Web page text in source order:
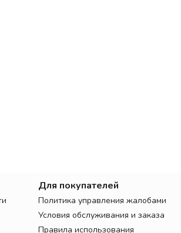
Для покупателей
Политика управления жалобами
Условия обслуживания и заказа
Правила использования